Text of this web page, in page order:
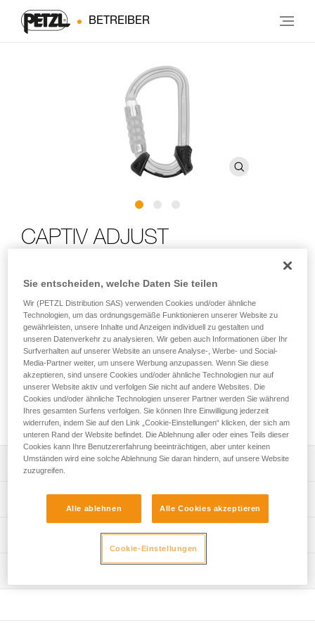
BETREIBER
CAPTIV ADJUST
der ADJUST-Einstellvorrichtung
Der CAPTIV ADJUST-Positionierungsbügel gewährleistet die
Belastung des Karabiners in der Längsachse und hält die
ADJUST-Einstellvorrichtung in der richtigen Position, um das
Risiko einer unbeabsichtigten Entriegelung zu begrenzen. Er
sorgt für eine feste Verbindung des Karabiners mit dem
Verbindungsmittel und der Einstellvorrichtung und schützt sie
vor Herabfallen. Der CAPTIV ADJUST ist mit den Karabinern
OK, Am'D, Bm’D und OXAN kompatibel.
Leistungsverzeichnis
Darauf ausgelegt, die Belastung des Karabiners in der
Längsachse zu gewährleisten und die ADJUST-
Einstellvorrichtung in der richtigen Position zu halten, um
das Risiko einer unbeabsichtigten Entriegelung zu
Verbindungsmittel und der ADJUST-Einstellvorrichtung und
Technische Spezifikationen
Technische Informationen
1
Häufige Fragen
Sie entscheiden, welche Daten Sie teilen
Wir (PETZL Distribution SAS) verwenden Cookies und/oder ähnliche
Technologien, um das ordnungsgemäße Funktionieren unserer Website zu
gewährleisten, unsere Inhalte und Anzeigen individuell zu gestalten und
unseren Datenverkehr zu analysieren. Wir geben auch Informationen über Ihr
Surfverhalten auf unserer Website an unsere Analyse-, Werbe- und Social-
Media-Partner weiter, um unsere Werbung anzupassen. Wenn Sie diese
akzeptieren, sind unsere Cookies und/oder ähnliche Technologien nur auf
unserer Website aktiv und verfolgen Sie nicht auf andere Websites. Die
Cookies und/oder ähnliche Technologien unserer Partner werden Sie während
Ihres gesamten Surfens verfolgen. Sie können Ihre Einwilligung jederzeit
widerrufen, indem Sie auf den Link „Cookie-Einstellungen“ klicken, der sich am
unteren Rand der Website befindet. Die Ablehnung aller oder eines Teils dieser
Cookies kann Ihre Benutzererfahrung beeinträchtigen, aber unter keinen
Umständen wird eine solche Ablehnung Sie daran hindern, auf unsere Website
zuzugreifen.
Alle ablehnen Alle Cookies akzeptieren
Cookie-Einstellungen